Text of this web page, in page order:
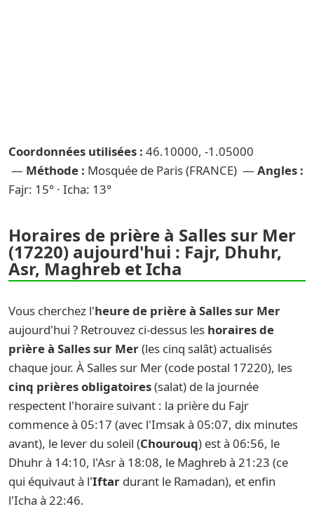
Coordonnées utilisées : 46.10000, -1.05000
— Méthode : Mosquée de Paris (FRANCE) — Angles :
Fajr: 15° · Icha: 13°
Horaires de prière à Salles sur Mer
(17220) aujourd'hui : Fajr, Dhuhr,
Asr, Maghreb et Icha
Vous cherchez l'heure de prière à Salles sur Mer
aujourd'hui ? Retrouvez ci-dessus les horaires de
prière à Salles sur Mer(les cinq salât) actualisés
chaque jour. À Salles sur Mer (code postal 17220), les
cinq prières obligatoires(salat) de la journée
respectent l'horaire suivant : la prière du Fajr
commence à 05:17 (avec l'Imsak à 05:07, dix minutes
avant), le lever du soleil (Chourouq) est à 06:56, le
Dhuhr à 14:10, l'Asr à 18:08, le Maghreb à 21:23 (ce
qui équivaut à l'Iftar durant le Ramadan), et enfin
l'Icha à 22:46.